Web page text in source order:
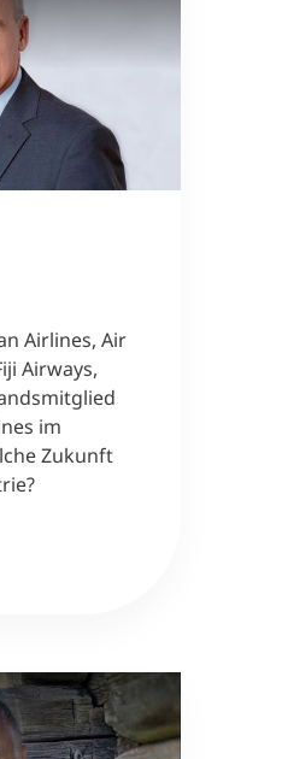
Airlines, Air
Airways,
im
Zukunft